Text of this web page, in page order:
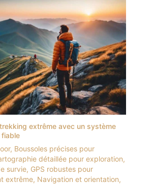
extrême avec un système
, Boussoles précises pour
détaillée pour exploration,
survie, GPS robustes pour
extrême, Navigation et orientation,